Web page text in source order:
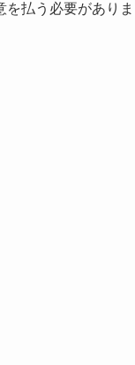
払う必要がありま